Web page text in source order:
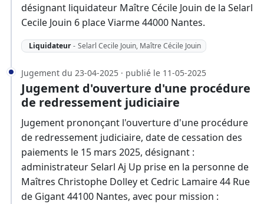
désignant liquidateur Maître Cécile Jouin de la Selarl
Cecile Jouin 6 place Viarme 44000 Nantes.
Liquidateur - Selarl Cecile Jouin, Maître Cécile Jouin
Jugement du 23-04-2025 · publié le 11-05-2025
Jugement d'ouverture d'une procédure
de redressement judiciaire
Jugement prononçant l'ouverture d'une procédure
de redressement judiciaire, date de cessation des
paiements le 15 mars 2025, désignant :
administrateur Selarl Aj Up prise en la personne de
Maîtres Christophe Dolley et Cedric Lamaire 44 Rue
de Gigant 44100 Nantes, avec pour mission :